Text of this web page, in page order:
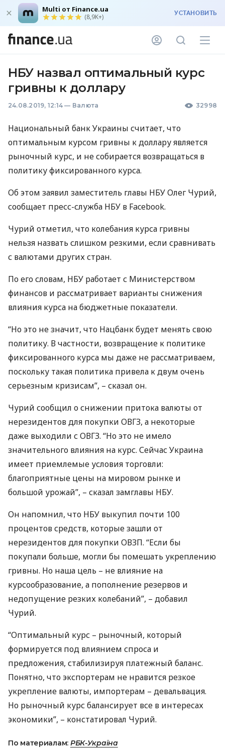
Multi от Finance.ua
(8,9K+) УСТАНОВИТЬ
НБУ назвал оптимальный курс
гривны к доллару
24.08.2019, 12:14 — Валюта 32998
Национальный банк Украины считает, что
оптимальным курсом гривны к доллару является
рыночный курс, и не собирается возвращаться в
политику фиксированного курса.
Об этом заявил заместитель главы НБУОлег Чурий,
сообщает пресс-служба НБУ в Facebook.
Чурий отметил, что колебания курса гривны
нельзя назвать слишком резкими, если сравнивать
с валютами других стран.
По его словам, НБУ работает с Министерством
финансов и рассматривает варианты снижения
влияния курса на бюджетные показатели.
“Но это не значит, что Нацбанк будет менять свою
политику. В частности, возвращение к политике
фиксированного курса мы даже не рассматриваем,
поскольку такая политика привела к двум очень
серьезным кризисам”, – сказал он.
Чурий сообщил о снижении притока валюты от
нерезидентов для покупки ОВГЗ, а некоторые
даже выходили сОВГЗ. “Но это не имело
значительного влияния на курс. Сейчас Украина
имеет приемлемые условия торговли:
благоприятные цены на мировом рынке и
большой урожай”, – сказал замглавы НБУ.
Он напомнил, что НБУ выкупил почти 100
процентов средств, которые зашли от
нерезидентов для покупки ОВЗП. “Если бы
покупали больше, могли бы помешать укреплению
гривны. Но наша цель – не влияние на
курсообразование, а пополнение резервов и
недопущение резких колебаний”, – добавил
Чурий.
“Оптимальный курс – рыночный, который
формируется под влиянием спроса и
предложения, стабилизируя платежный баланс.
Понятно, что экспортерам не нравится резкое
укрепление валюты, импортерам – девальвация.
Но рыночный курс балансирует все в интересах
экономики”, – констатировал Чурий.
По материалам: РБК-Україна